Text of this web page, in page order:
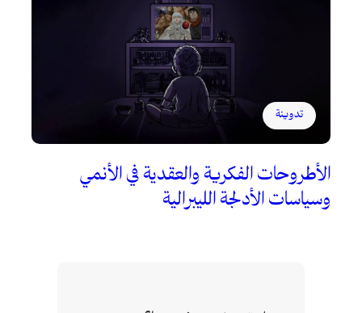
تدوينة
الأطروحات الفكرية والعقدية في الأنمي
وسياسات الأدلجة الليبرالية